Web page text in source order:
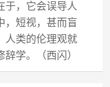
，它会误导人
，短视，甚而盲
人类的伦理观就
学。（西闪）